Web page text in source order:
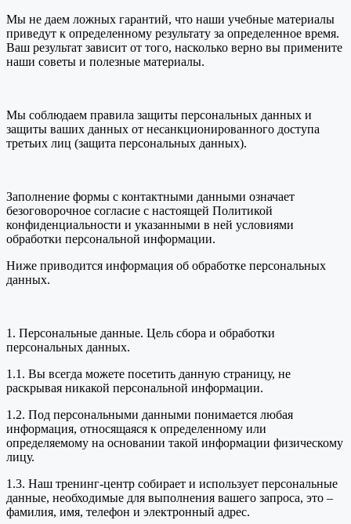
Мы не даем ложных гарантий, что наши учебные материалы
приведут к определенному результату за определенное время.
Ваш результат зависит от того, насколько верно вы примените
наши советы и полезные материалы.
Мы соблюдаем правила защиты персональных данных и
защиты ваших данных от несанкционированного доступа
третьих лиц (защита персональных данных).
Заполнение формы с контактными данными означает
безоговорочное согласие с настоящей Политикой
конфиденциальности и указанными в ней условиями
обработки персональной информации.
Ниже приводится информация об обработке персональных
данных.
1. Персональные данные. Цель сбора и обработки
персональных данных.
1.1. Вы всегда можете посетить данную страницу, не
раскрывая никакой персональной информации.
1.2. Под персональными данными понимается любая
информация, относящаяся к определенному или
определяемому на основании такой информации физическому
лицу.
1.3. Наш тренинг-центр собирает и использует персональные
данные, необходимые для выполнения вашего запроса, это –
фамилия, имя, телефон и электронный адрес.